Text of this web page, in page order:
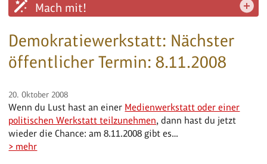
Mach mit!
Demokratiewerkstatt: Nächster
öffentlicher Termin: 8.11.2008
20. Oktober 2008
Wenn du Lust hast an einer Medienwerkstatt oder einer
politischen Werkstatt teilzunehmen, dann hast du jetzt
wieder die Chance: am 8.11.2008 gibt es…
> mehr